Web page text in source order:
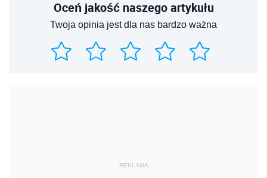
Oceń jakość naszego artykułu
Twoja opinia jest dla nas bardzo ważna
REKLAMA